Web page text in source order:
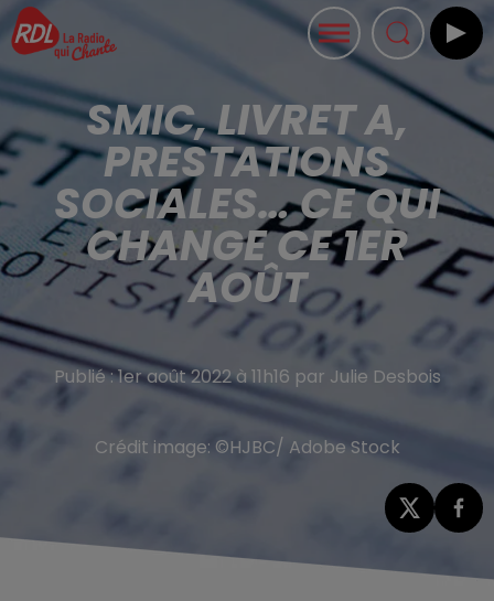
SMIC, LIVRET A,
PRESTATIONS
SOCIALES… CE QUI
CHANGE CE 1ER
AOÛT
Publié : 1er août 2022 à 11h16 par Julie Desbois
Crédit image: ©HJBC/ Adobe Stock